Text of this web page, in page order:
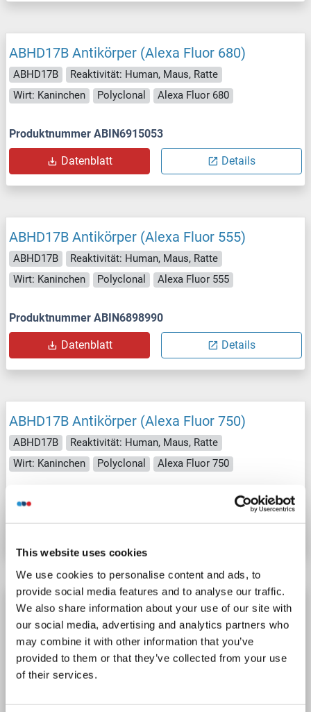
This website uses cookies
We use cookies to personalise content and ads, to
provide social media features and to analyse our traffic.
We also share information about your use of our site with
our social media, advertising and analytics partners who
may combine it with other information that you’ve
provided to them or that they’ve collected from your use
of their services.
ABHD17B Antikörper (Alexa Fluor 680)
ABHD17B
Reaktivität: Human, Maus, Ratte
Wirt: Kaninchen
Polyclonal Alexa Fluor 680
Produktnummer ABIN6915053
Datenblatt Details
ABHD17B Antikörper (Alexa Fluor 555)
ABHD17B
Reaktivität: Human, Maus, Ratte
Wirt: Kaninchen
Polyclonal Alexa Fluor 555
Produktnummer ABIN6898990
Datenblatt Details
ABHD17B Antikörper (Alexa Fluor 750)
ABHD17B
Reaktivität: Human, Maus, Ratte
Wirt: Kaninchen
Polyclonal Alexa Fluor 750
Produktnummer ABIN6866864
ABHD17B Antikörper (Alexa Fluor 647)
ABHD17B
Reaktivität: Human, Maus, Ratte
Wirt: Kaninchen
Polyclonal Alexa Fluor 647